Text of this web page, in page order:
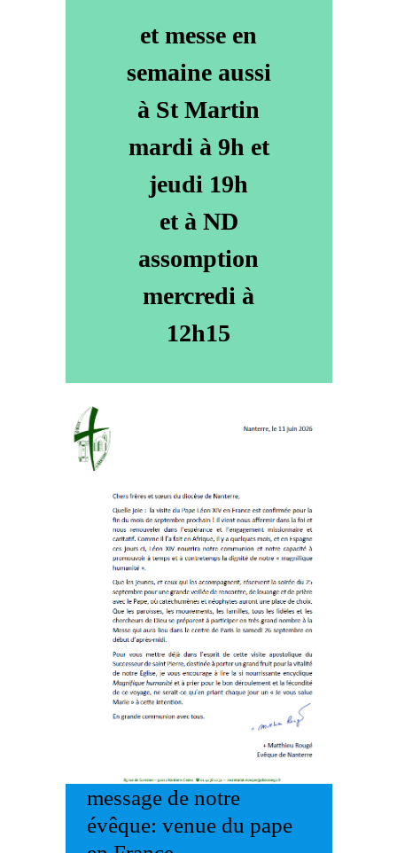
et messe en
semaine aussi
à St Martin
mardi à 9h et
jeudi 19h
et à ND
assomption
mercredi à
12h15
message de notre
évêque: venue du pape